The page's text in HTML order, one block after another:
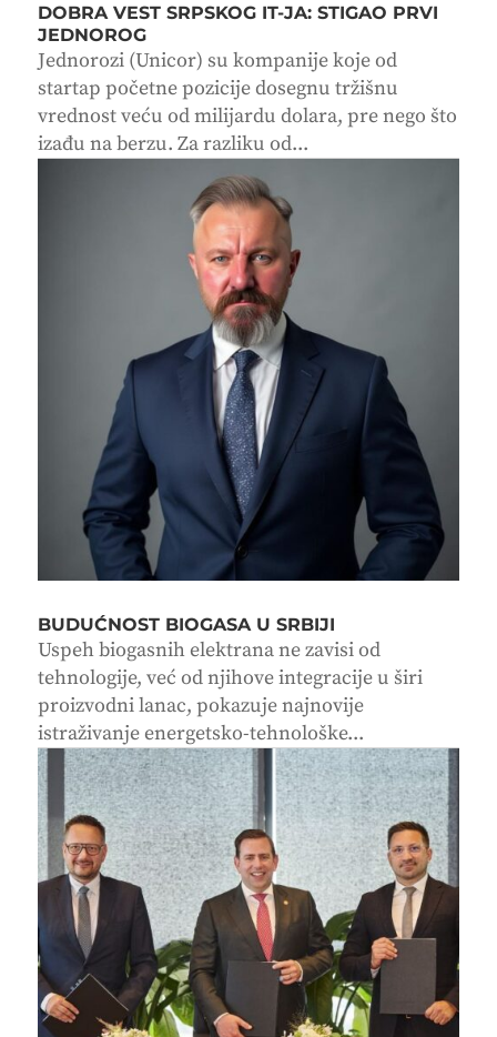
DOBRA VEST SRPSKOG IT-JA: STIGAO PRVI
JEDNOROG
Jednorozi (Unicor) su kompanije koje od
startap početne pozicije dosegnu tržišnu
vrednost veću od milijardu dolara, pre nego što
izađu na berzu. Za razliku od...
BUDUĆNOST BIOGASA U SRBIJI
Uspeh biogasnih elektrana ne zavisi od
tehnologije, već od njihove integracije u širi
proizvodni lanac, pokazuje najnovije
istraživanje energetsko-tehnološke...